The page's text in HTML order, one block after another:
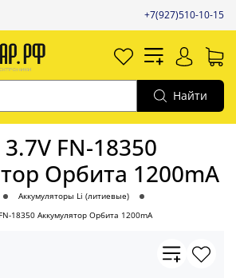
+7(927)510-10-15
Найти
FN-18350
Орбита 1200mA
Аккумуляторы Li (литиевые)
18350 Аккумулятор Орбита 1200mA